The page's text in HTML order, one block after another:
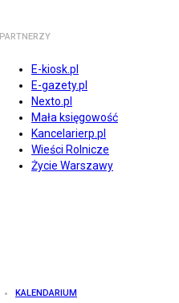
PARTNERZY
E-kiosk.pl
E-gazety.pl
Nexto.pl
Mała księgowość
Kancelarierp.pl
Wieści Rolnicze
Życie Warszawy
KALENDARIUM